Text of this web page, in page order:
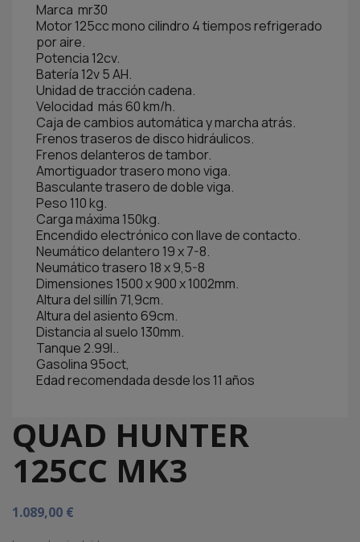
Marca mr30
Motor 125cc mono cilindro 4 tiempos refrigerado
por aire.
Potencia 12cv.
Batería 12v 5 AH.
Unidad de tracción cadena.
Velocidad más 60 km/h.
Caja de cambios automática y marcha atrás.
Frenos traseros de disco hidráulicos.
Frenos delanteros de tambor.
Amortiguador trasero mono viga.
Basculante trasero de doble viga.
Peso 110 kg.
Carga máxima 150kg.
Encendido electrónico con llave de contacto.
Neumático delantero 19 x 7-8.
Neumático trasero 18 x 9,5-8
Dimensiones 1500 x 900 x 1002mm.
Altura del sillín 71,9cm.
Altura del asiento 69cm.
Distancia al suelo 130mm.
Tanque 2.99l..
Gasolina 95oct,
Edad recomendada desde los 11 años
QUAD HUNTER
125CC MK3
1.089,00 €